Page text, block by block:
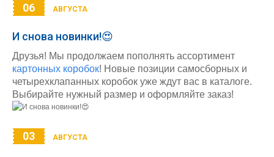
06 АВГУСТА
И снова новинки!😍
Друзья! Мы продолжаем пополнять ассортимент
картонных коробок! Новые позиции самосборных и
четырехклапанных коробок уже ждут вас в каталоге.
Выбирайте нужный размер и оформляйте заказ!
03 АВГУСТА